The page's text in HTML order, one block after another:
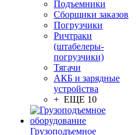
Подъемники
Сборщики заказов
Погрузчики
Ричтраки
(штабелеры-
погрузчики)
Тягачи
АКБ и зарядные
устройства
+ ЕЩЕ 10
Грузоподъемное